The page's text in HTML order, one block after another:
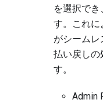
を選択でき
す。これに
がシーム
払い戻しの
す。
Admin